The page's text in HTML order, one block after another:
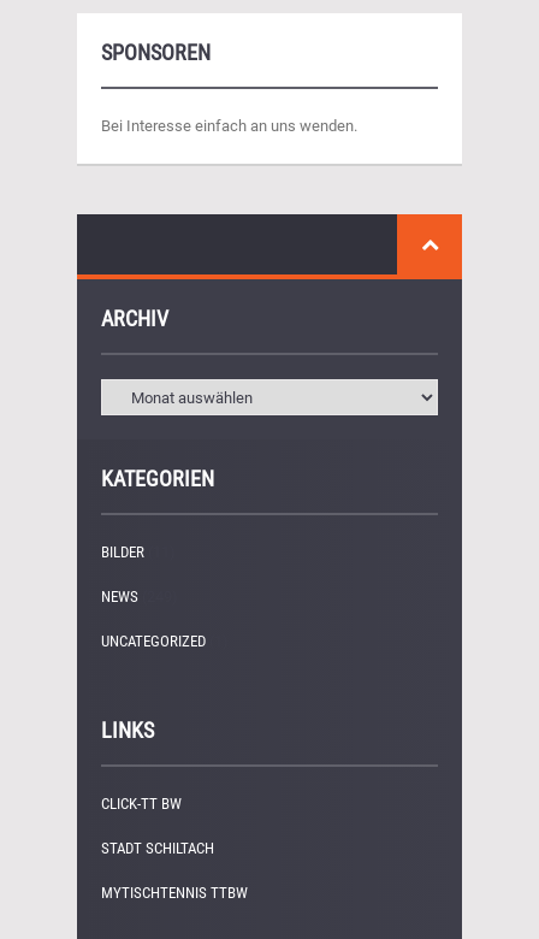
SPONSOREN
Bei Interesse einfach an uns wenden.
ARCHIV
KATEGORIEN
BILDER
NEWS
UNCATEGORIZED
LINKS
CLICK-TT BW
STADT SCHILTACH
MYTISCHTENNIS TTBW